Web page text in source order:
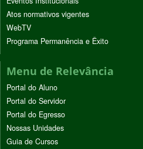
Atos normativos vigentes
WebTV
Programa Permanência e Êxito
Menu de Relevância
Portal do Aluno
Portal do Servidor
Portal do Egresso
Nossas Unidades
Guia de Cursos